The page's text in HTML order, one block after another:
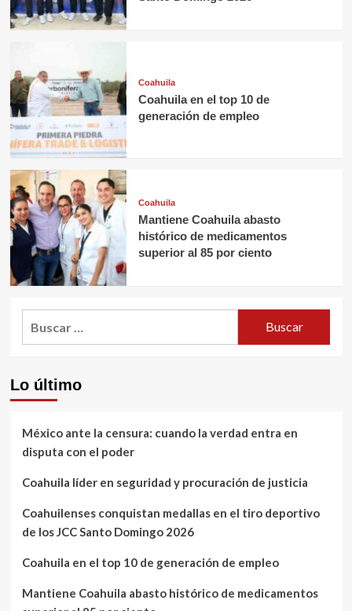
Coahuila
Coahuila en el top 10 de
generación de empleo
Coahuila
Mantiene Coahuila abasto
histórico de medicamentos
superior al 85 por ciento
Lo último
México ante la censura: cuando la verdad entra en
disputa con el poder
Coahuila líder en seguridad y procuración de justicia
Coahuilenses conquistan medallas en el tiro deportivo
de los JCC Santo Domingo 2026
Coahuila en el top 10 de generación de empleo
Mantiene Coahuila abasto histórico de medicamentos